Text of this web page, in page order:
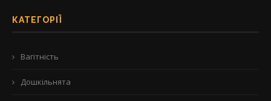
КАТЕГОРІЇ
Вагітність
Дошкільнята